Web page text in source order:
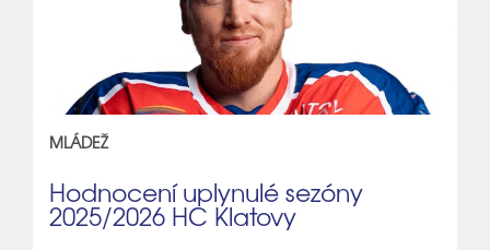
MLÁDEŽ
Hodnocení uplynulé sezóny
2025/2026 HC Klatovy